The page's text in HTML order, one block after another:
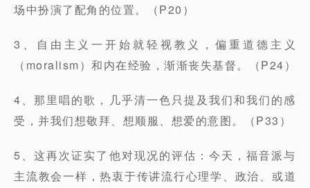
场中扮演了配角的位置。（P20）
3、自由主义一开始就轻视教义，偏重道德主义
（moralism）和内在经验，渐渐丧失基督。（P24）
4、那里唱的歌，几乎清一色只提及我们和我们的感
受，并我们想敬拜、想顺服、想爱的意图。（P33）
5、这再次证实了他对现况的评估：今天，福音派与
主流教会一样，热衷于传讲流行心理学、政治、或道